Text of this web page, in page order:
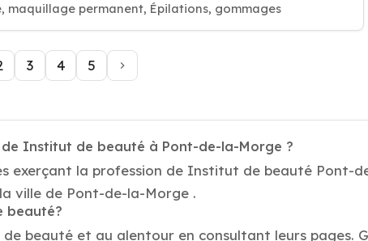
bien-être, maquillage permanent, Épilations, gommages
3 4 5
Institut de beauté à Pont-de-la-Morge ?
exerçant la profession de Institut de beauté Pont-
ville de Pont-de-la-Morge .
beauté?
beauté et au alentour en consultant leurs pages.